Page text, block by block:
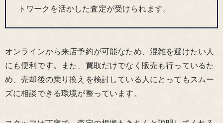
トワークを活かした査定が受けられます。
オンラインから来店予約が可能なため、混雑を避けたい人
にも便利です。また、買取だけでなく販売も行っているた
め、売却後の乗り換えを検討している人にとってもスムー
ズに相談できる環境が整っています。